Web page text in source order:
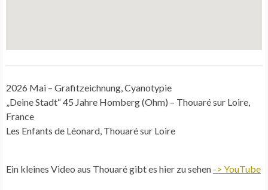
2026 Mai – Grafitzeichnung, Cyanotypie
„Deine Stadt“ 45 Jahre Homberg (Ohm) – Thouaré sur Loire,
France
Les Enfants de Léonard, Thouaré sur Loire
Ein kleines Video aus Thouaré gibt es hier zu sehen -> YouTube